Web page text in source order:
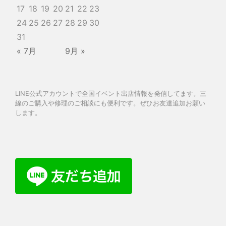
17 18 19 20 21 22 23
24 25 26 27 28 29 30
31
« 7月
9月 »
LINE公式アカウントで全国イベント出店情報を発信してます。三
線のご購入や修理のご相談にも便利です。ぜひお友達追加お願い
します。